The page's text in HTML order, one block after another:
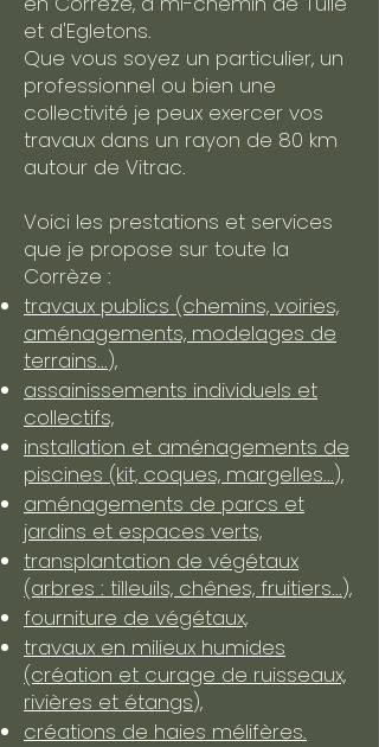
et d'Egletons.
Que vous soyez un particulier, un
professionnel ou bien une
collectivité je peux exercer vos
travaux dans un rayon de 80 km
autour de Vitrac.
Voici les prestations et services
que je propose sur toute la
Corrèze :
travaux publics (chemins, voiries,
aménagements, modelages de
terrains...),
assainissements individuels et
collectifs,
installation et aménagements de
piscines (kit, coques, margelles...),
aménagements de parcs et
jardins et espaces verts,
transplantation de végétaux
(arbres : tilleuils, chênes, fruitiers...),
fourniture de végétaux,
travaux en milieux humides
(création et curage de ruisseaux,
rivières et étangs),
créations de haies mélifères.